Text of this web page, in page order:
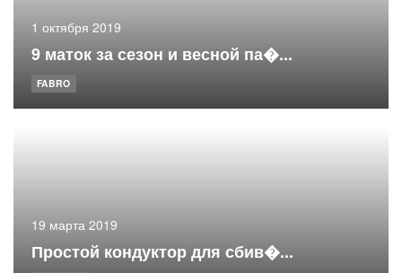
1 октября 2019
9 маток за сезон и весной па�...
FABRO
19 марта 2019
Простой кондуктор для сбив�...